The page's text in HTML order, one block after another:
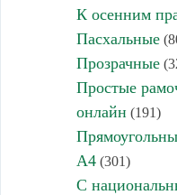
К осенним
Пасхальные
Прозрачные
Простые
онлайн (191)
А4(301)
С